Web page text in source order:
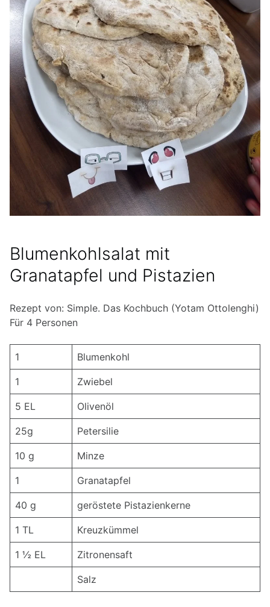
Blumenkohlsalat mit
Granatapfel und Pistazien
Rezept von: Simple. Das Kochbuch (Yotam Ottolenghi)
Für 4 Personen
1 Blumenkohl
1 Zwiebel
5 EL Olivenöl
25g Petersilie
10 g Minze
1 Granatapfel
40 g geröstete Pistazienkerne
1 TL Kreuzkümmel
1 ½ EL Zitronensaft
Salz